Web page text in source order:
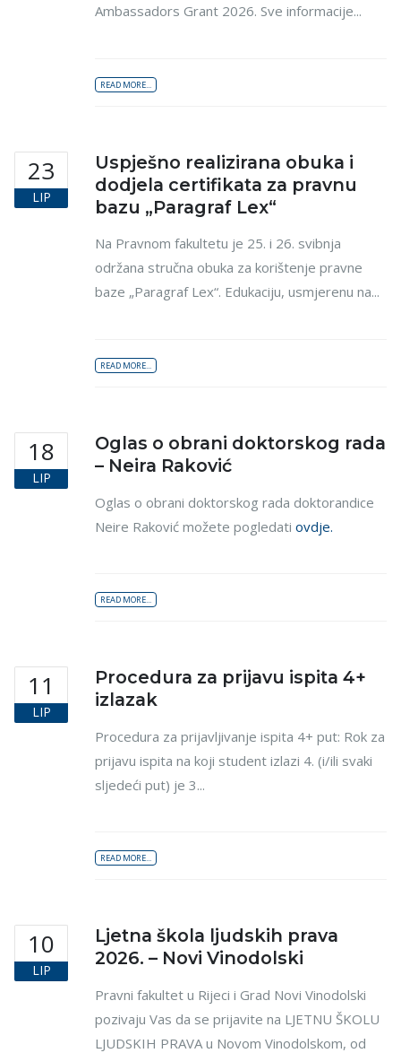
Ambassadors Grant 2026. Sve informacije...
READ MORE...
23
LIP
Uspješno realizirana obuka i
dodjela certifikata za pravnu
bazu „Paragraf Lex“
Na Pravnom fakultetu je 25. i 26. svibnja
održana stručna obuka za korištenje pravne
baze „Paragraf Lex“. Edukaciju, usmjerenu na...
READ MORE...
18
LIP
Oglas o obrani doktorskog rada
– Neira Raković
Oglas o obrani doktorskog rada doktorandice
Neire Raković možete pogledati ovdje.
READ MORE...
11
LIP
Procedura za prijavu ispita 4+
izlazak
Procedura za prijavljivanje ispita 4+ put: Rok za
prijavu ispita na koji student izlazi 4. (i/ili svaki
sljedeći put) je 3...
READ MORE...
10
LIP
Ljetna škola ljudskih prava
2026. – Novi Vinodolski
Pravni fakultet u Rijeci i Grad Novi Vinodolski
pozivaju Vas da se prijavite na LJETNU ŠKOLU
LJUDSKIH PRAVA u Novom Vinodolskom, od